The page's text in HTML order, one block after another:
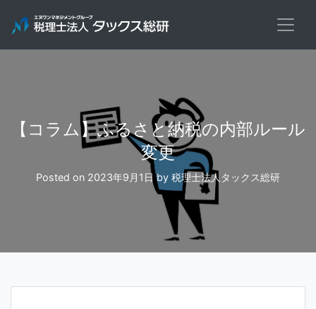
【コラム】ふるさと納税の内部ルール
変更
Posted on 2023年9月1日 by 税理士法人タックス総研